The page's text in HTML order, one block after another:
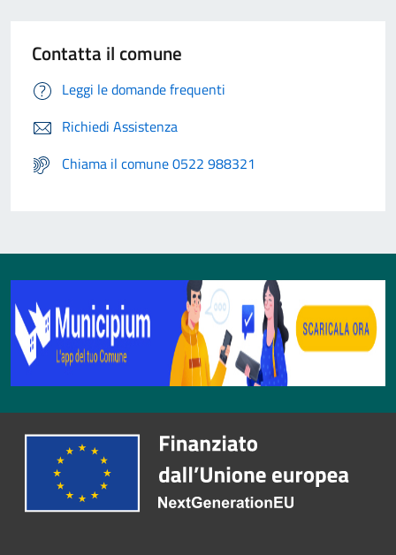
Contatta il comune
Leggi le domande frequenti
Richiedi Assistenza
Chiama il comune 0522 988321